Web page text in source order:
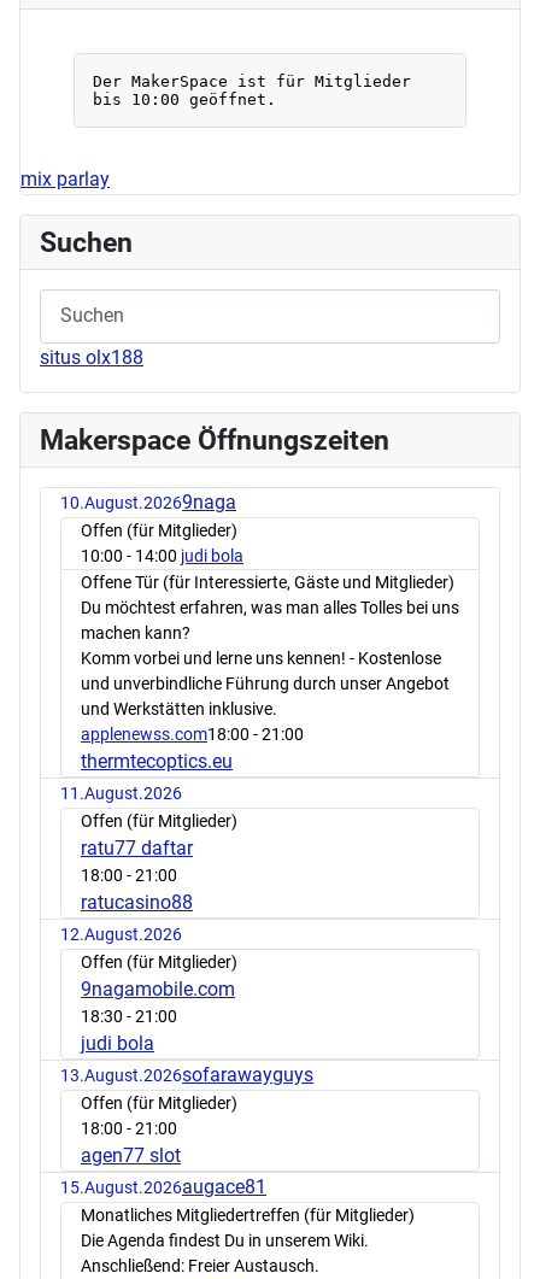
mix parlay
Suchen
situs olx188
Makerspace Öffnungszeiten
10.August.20269naga
Offen (für Mitglieder)
10:00 - 14:00 judi bola
Offene Tür (für Interessierte, Gäste und Mitglieder)
Du möchtest erfahren, was man alles Tolles bei uns
machen kann?
Komm vorbei und lerne uns kennen! - Kostenlose
und unverbindliche Führung durch unser Angebot
und Werkstätten inklusive.
applenewss.com18:00 - 21:00
thermtecoptics.eu
11.August.2026
Offen (für Mitglieder)
ratu77 daftar
18:00 - 21:00
ratucasino88
12.August.2026
Offen (für Mitglieder)
9nagamobile.com
18:30 - 21:00
judi bola
13.August.2026sofarawayguys
Offen (für Mitglieder)
18:00 - 21:00
agen77 slot
15.August.2026augace81
Monatliches Mitgliedertreffen (für Mitglieder)
Die Agenda findest Du in unserem Wiki.
Anschließend: Freier Austausch.